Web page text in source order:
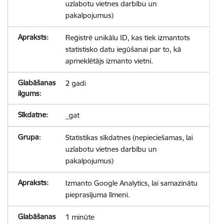
uzlabotu vietnes darbību un
pakalpojumus)
Reģistrē unikālu ID, kas tiek izmantots
statistisko datu iegūšanai par to, kā
apmeklētājs izmanto vietni.
2 gadi
_gat
Statistikas sīkdatnes (nepieciešamas, lai
uzlabotu vietnes darbību un
pakalpojumus)
Izmanto Google Analytics, lai samazinātu
pieprasījuma līmeni.
1 minūte